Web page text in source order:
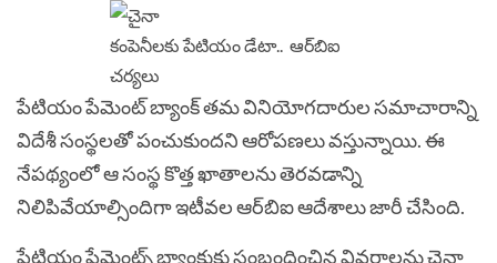
పేటియం పేమెంట్‌ బ్యాంక్‌ తమ వినియోగదారుల సమాచారాన్ని
విదేశీ సంస్థలతో పంచుకుందని ఆరోపణలు వస్తున్నాయి. ఈ
నేపథ్యంలో ఆ సంస్థ కొత్త ఖాతాలను తెరవడాన్ని
నిలిపివేయాల్సిందిగా ఇటీవల ఆర్‌బిఐ ఆదేశాలు జారీ చేసింది.
పేటియం పేమెంట్స్‌ బ్యాంకుకు సంబంధించిన వివరాలను చైనా